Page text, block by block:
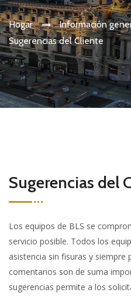
Hogar
Información
Sugerencias del Cliente
Sugerencias del
Los equipos de BLS se
servicio posible. Todos los
asistencia sin fisuras y
comentarios son de suma
sugerencias permite a los